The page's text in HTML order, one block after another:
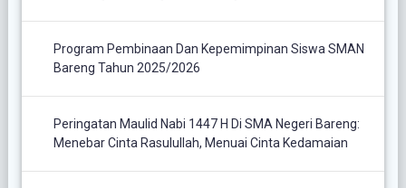
Program Pembinaan Dan Kepemimpinan Siswa SMAN
Bareng Tahun 2025/2026
Peringatan Maulid Nabi 1447 H Di SMA Negeri Bareng:
Menebar Cinta Rasulullah, Menuai Cinta Kedamaian